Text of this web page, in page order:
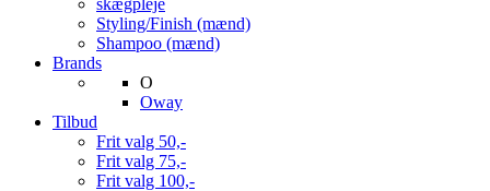
Styling/Finish (mænd)
Shampoo (mænd)
Brands
O
Oway
Tilbud
Frit valg 50,-
Frit valg 75,-
Frit valg 100,-